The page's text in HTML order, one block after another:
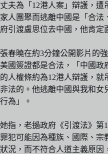
丈夫為「12港人案」辯護，
家人團聚而逃離中國是「合
府引渡盧思位去中國，他肯定
張春曉在約3分鐘公開影片的
美國簽證都是合法，「中國政
的人權條約為12港人辯護，
非法的。他逃離中國與我和女
行為」。
她指，老撾政府《引渡法》第
罪犯可能因為種族、國際、宗
狀況，而不符合人道主義原因